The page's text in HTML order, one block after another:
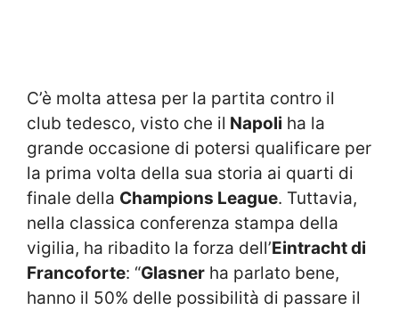
C’è molta attesa per la partita contro il
club tedesco, visto che il Napoli ha la
grande occasione di potersi qualificare per
la prima volta della sua storia ai quarti di
finale della Champions League. Tuttavia,
nella classica conferenza stampa della
vigilia, ha ribadito la forza dell’Eintracht di
Francoforte: “Glasner ha parlato bene,
hanno il 50% delle possibilità di passare il